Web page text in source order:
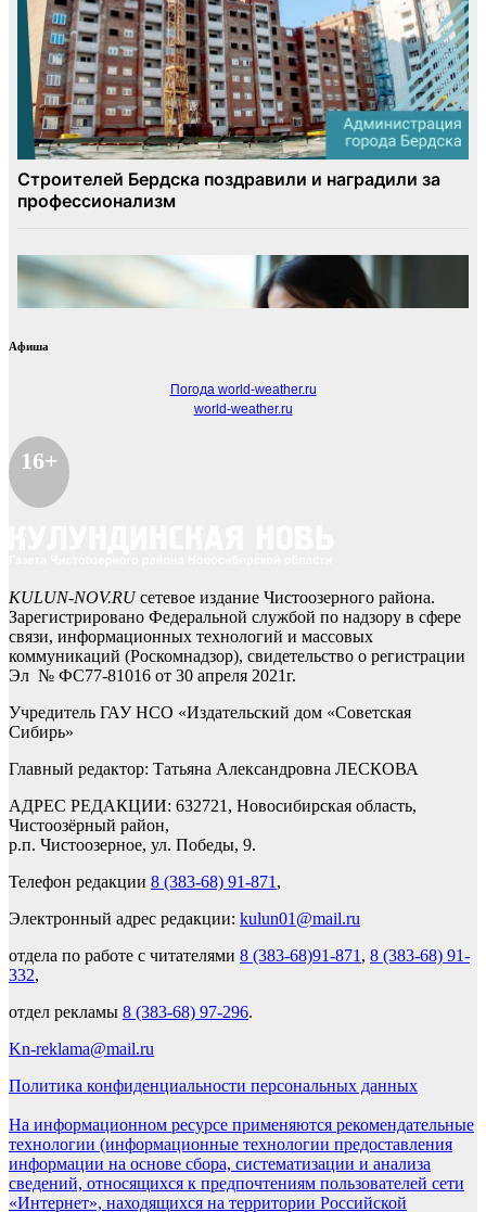
Афиша
Погода world-weather.ru
world-weather.ru
16+
KULUN-NOV.RUсетевое издание Чистоозерного района.
Зарегистрировано Федеральной службой по надзору в сфере
связи, информационных технологий и массовых
коммуникаций (Роскомнадзор), свидетельство о регистрации
Эл № ФС77-81016 от 30 апреля 2021г.
Учредитель ГАУ НСО «Издательский дом «Советская
Сибирь»
Главный редактор: Татьяна Александровна ЛЕСКОВА
АДРЕС РЕДАКЦИИ: 632721, Новосибирская область,
Чистоозёрный район,
р.п. Чистоозерное, ул. Победы, 9.
Телефон редакции 8 (383-68) 91-871 ,
Электронный адрес редакции: kulun01@mail.ru
отдела по работе с читателями 8 (383-68)91-871 , 8 (383-68) 91-
332,
отдел рекламы 8 (383-68) 97-296.
Kn-reklama@mail.ru
Политика конфиденциальности персональных данных
На информационном ресурсе применяются рекомендательные
технологии (информационные технологии предоставления
информации на основе сбора, систематизации и анализа
сведений, относящихся к предпочтениям пользователей сети
«Интернет», находящихся на территории Российской